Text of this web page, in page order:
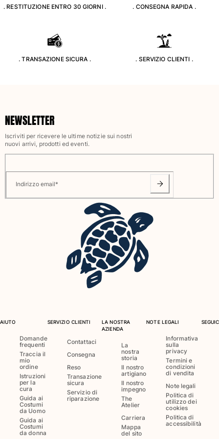
Classico stretch
Rashguard
T-shirt
Camicie
Bermuda
Costumi da bagno
Costumi Interi
Rashguard
Abiti e Gonne
Pantaloncini
T-shirt
Vedi tutti i Abbigliamento
Neonato
. RESTITUZIONE ENTRO 30 GIORNI . . CONSEGNA RAPIDA .
. TRANSAZIONE SICURA . . SERVIZIO CLIENTI .
NEWSLETTER
Iscriviti per ricevere le ultime notizie sui nostri
nuovi arrivi, prodotti ed eventi.
Indirizzo email*
AIUTO
Domande
frequenti
Traccia il
mio
ordine
Istruzioni
per la
cura
Guida ai
Costumi
da Uomo
Guida ai
Costumi
da donna
SERVIZIO CLIENTI
Contattaci
Consegna
Reso
Transazione
sicura
Servizio di
riparazione
LA NOSTRA
AZIENDA
La
nostra
storia
Il nostro
artigiano
Il nostro
impegno
The
Atelier
Carriera
Mappa
del sito
NOTE LEGALI
Informativa
sulla
privacy
Termini e
condizioni
di vendita
Note legali
Politica di
utilizzo dei
cookies
Politica di
accessibilità